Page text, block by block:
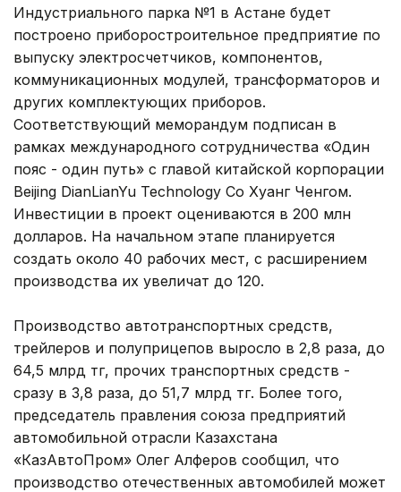
Индустриального парка №1 в Астане будет
построено приборостроительное предприятие по
выпуску электросчетчиков, компонентов,
коммуникационных модулей, трансформаторов и
других комплектующих приборов.
Соответствующий меморандум подписан в
рамках международного сотрудничества «Один
пояс - один путь» с главой китайской корпорации
Beijing DianLianYu Technology Co Хуанг Ченгом.
Инвестиции в проект оцениваются в 200 млн
долларов. На начальном этапе планируется
создать около 40 рабочих мест, с расширением
производства их увеличат до 120.
Производство автотранспортных средств,
трейлеров и полуприцепов выросло в 2,8 раза, до
64,5 млрд тг, прочих транспортных средств -
сразу в 3,8 раза, до 51,7 млрд тг. Более того,
председатель правления союза предприятий
автомобильной отрасли Казахстана
«КазАвтоПром» Олег Алферов сообщил, что
производство отечественных автомобилей может